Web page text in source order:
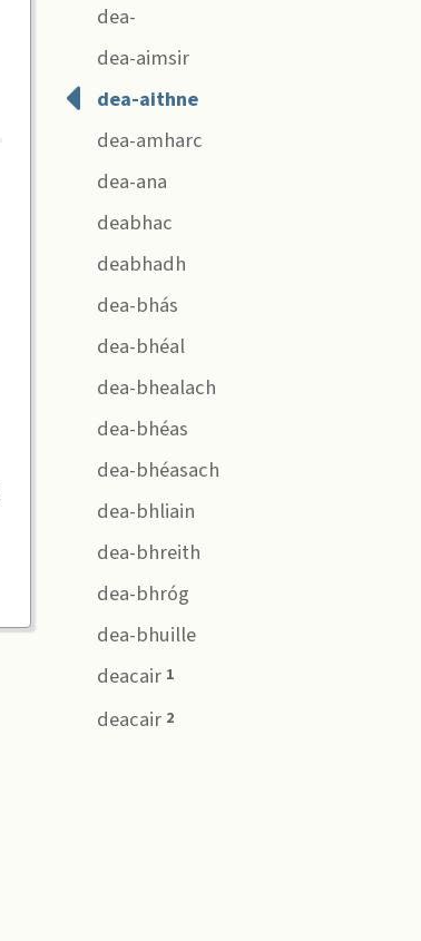
dea-
dea-aimsir
dea-aithne
dea-amharc
dea-ana
deabhac
deabhadh
dea-bhás
dea-bhéal
dea-bhealach
dea-bhéas
dea-bhéasach
dea-bhliain
dea-bhreith
dea-bhróg
dea-bhuille
deacair 1
deacair 2